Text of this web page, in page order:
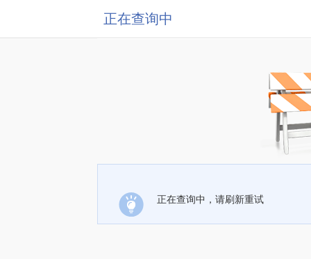
正在查询中
正在查询中，请刷新重试